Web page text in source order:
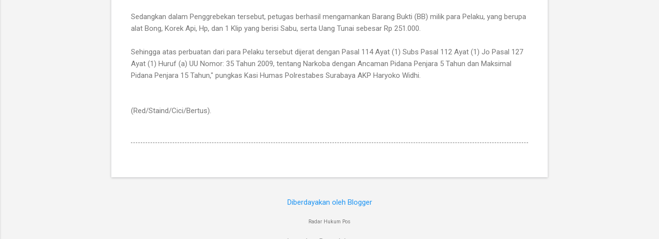
Sedangkan dalam Penggrebekan tersebut, petugas berhasil mengamankan Barang Bukti (BB) milik para Pelaku, yang berupa
alat Bong, Korek Api, Hp, dan 1 Klip yang berisi Sabu, serta Uang Tunai sebesar Rp 251.000.
Sehingga atas perbuatan dari para Pelaku tersebut dijerat dengan Pasal 114 Ayat (1) Subs Pasal 112 Ayat (1) Jo Pasal 127
Ayat (1) Huruf (a) UU Nomor: 35 Tahun 2009, tentang Narkoba dengan Ancaman Pidana Penjara 5 Tahun dan Maksimal
Pidana Penjara 15 Tahun," pungkas Kasi Humas Polrestabes Surabaya AKP Haryoko Widhi.
(Red/Staind/Cici/Bertus).
Diberdayakan oleh Blogger
Radar Hukum Pos